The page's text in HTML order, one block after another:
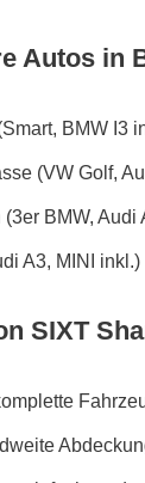
Autos in
BMW I3
(VW Golf,
(3er BMW, Audi
A3, MINI inkl.)
SIXT